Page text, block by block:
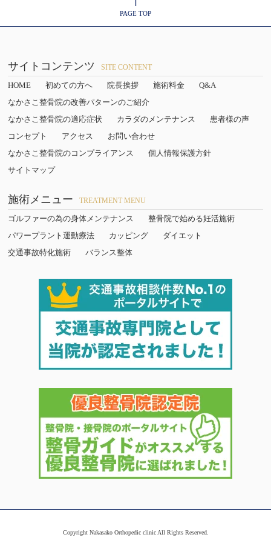
PAGE TOP
サイトコンテンツ SITE CONTENT
HOME 初めての方へ 院長挨拶 施術料金
Q&A
なかさこ整骨院の改善パターンのご紹介
なかさこ整骨院の適応症状
カラダのメンテナンス
患者様の声
コンセプト
アクセス
お問い合わせ
なかさこ整骨院のコンプライアンス
個人情報保護方針
サイトマップ
施術メニュー TREATMENT MENU
ゴルファーの為の身体メンテナンス
整骨院で始める妊活施術
パワープラント運動療法
カッピング
ダイエット
交通事故特化施術
バランス整体
Copyright Nakasako Orthopedic clinic All Rights Reserved.